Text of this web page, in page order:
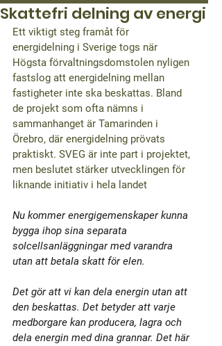
Skattefri delning av energi
Ett viktigt steg framåt för
energidelning i Sverige togs när
Högsta förvaltningsdomstolen nyligen
fastslog att energidelning mellan
fastigheter inte ska beskattas. Bland
de projekt som ofta nämns i
sammanhanget är Tamarinden i
Örebro, där energidelning prövats
praktiskt. SVEG är inte part i projektet,
men beslutet stärker utvecklingen för
liknande initiativ i hela landet
Nu kommer energigemenskaper kunna
bygga ihop sina separata
solcellsanläggningar med varandra
utan att betala skatt för elen.
Det gör att vi kan dela energin utan att
den beskattas. Det betyder att varje
medborgare kan producera, lagra och
dela energin med dina grannar. Det här